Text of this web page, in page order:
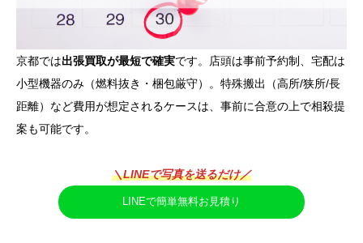
京都では出張買取が最短で確実です。店頭は事前予約制、宅配は
小型機器のみ（燃料抜き・梱包厳守）。特殊搬出（高所/狭所/長
距離）など費用が想定されるケースは、事前に合意の上で相殺提
案も可能です。
＼LINEで写真を送るだけ／
LINEで簡単無料お見積り